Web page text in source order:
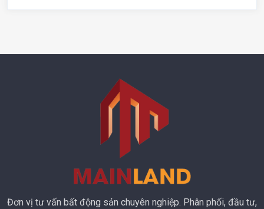
Đơn vị tư vấn bất động sản chuyên nghiệp. Phân phối, đầu tư,